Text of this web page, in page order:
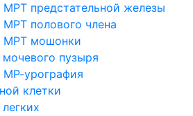
МРТ предстательной железы
МРТ полового члена
МРТ мошонки
пузыря
МР-урография
клетки